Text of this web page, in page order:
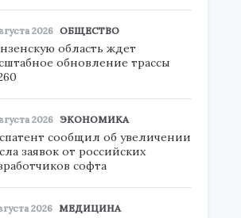
2026 ОБЩЕСТВО
область ждет
обновление трассы
2026 ЭКОНОМИКА
сообщил об увеличении
заявок от российских
софта
2026 МЕДИЦИНА